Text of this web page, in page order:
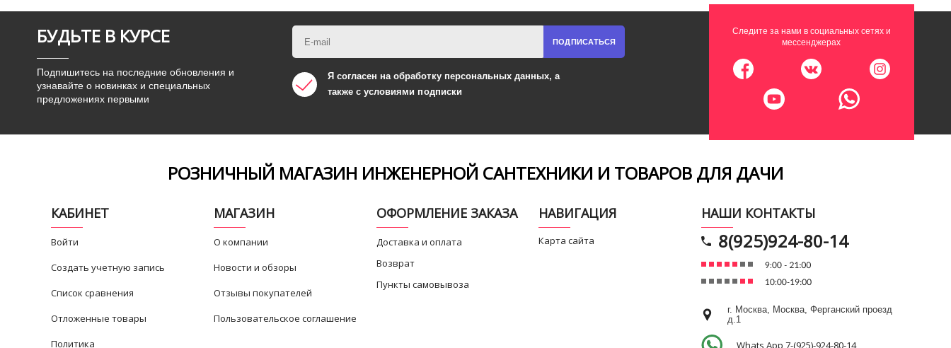
БУДЬТЕ В КУРСЕ
Подпишитесь на последние обновления и
узнавайте о новинках и специальных
предложениях первыми
ПОДПИСАТЬСЯ
Я согласен на обработкуперсональных данных, а
также с условиями подписки
Следите за нами в социальных сетях и
мессенджерах
РОЗНИЧНЫЙ МАГАЗИН ИНЖЕНЕРНОЙ САНТЕХНИКИ И ТОВАРОВ ДЛЯ ДАЧИ
КАБИНЕТ
Войти
Создать учетную запись
Список сравнения
Отложенные товары
Политика
МАГАЗИН
О компании
Новости и обзоры
Отзывы покупателей
Пользовательское соглашение
ОФОРМЛЕНИЕ ЗАКАЗА
Доставка и оплата
Возврат
Пункты самовывоза
НАВИГАЦИЯ
Карта сайта
НАШИ КОНТАКТЫ
8(925)924-80-14
г. Москва, Москва, Ферганский проезд
д.1
Whats App 7-(925)-924-80-14